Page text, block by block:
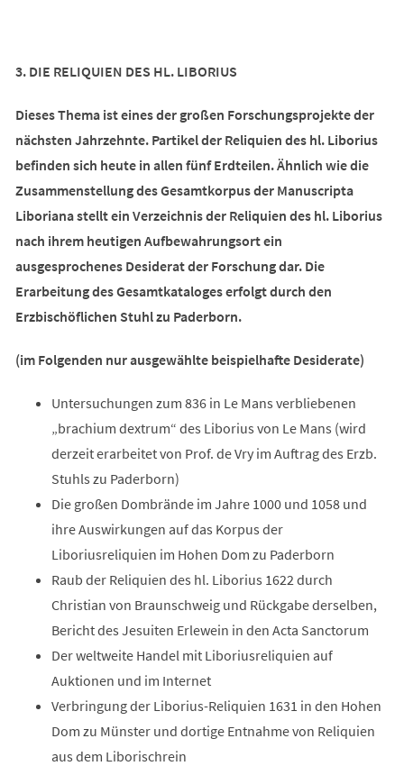
3. DIE RELIQUIEN DES HL. LIBORIUS
Dieses Thema ist eines der großen Forschungsprojekte der
nächsten Jahrzehnte. Partikel der Reliquien des hl. Liborius
befinden sich heute in allen fünf Erdteilen. Ähnlich wie die
Zusammenstellung des Gesamtkorpus der Manuscripta
Liboriana stellt ein Verzeichnis der Reliquien des hl. Liborius
nach ihrem heutigen Aufbewahrungsort ein
ausgesprochenes Desiderat der Forschung dar. Die
Erarbeitung des Gesamtkataloges erfolgt durch den
Erzbischöflichen Stuhl zu Paderborn.
(im Folgenden nur ausgewählte beispielhafte Desiderate)
Untersuchungen zum 836 in Le Mans verbliebenen
„brachium dextrum“ des Liborius von Le Mans (wird
derzeit erarbeitet von Prof. de Vry im Auftrag des Erzb.
Stuhls zu Paderborn)
Die großen Dombrände im Jahre 1000 und 1058 und
ihre Auswirkungen auf das Korpus der
Liboriusreliquien im Hohen Dom zu Paderborn
Raub der Reliquien des hl. Liborius 1622 durch
Christian von Braunschweig und Rückgabe derselben,
Bericht des Jesuiten Erlewein in den Acta Sanctorum
Der weltweite Handel mit Liboriusreliquien auf
Auktionen und im Internet
Verbringung der Liborius-Reliquien 1631 in den Hohen
Dom zu Münster und dortige Entnahme von Reliquien
aus dem Liborischrein